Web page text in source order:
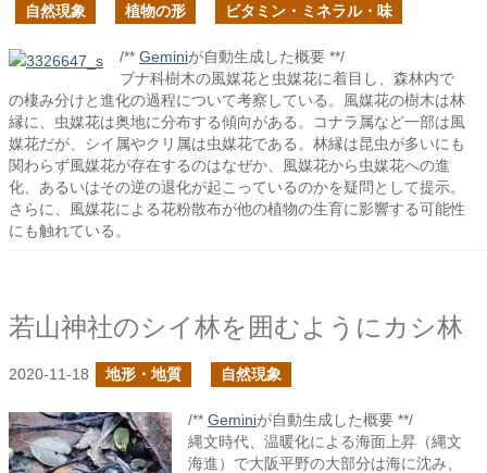
自然現象
植物の形 ビタミン・ミネラル・味
/** Geminiが自動生成した概要 **/
ブナ科樹木の風媒花と虫媒花に着目し、森林内で
の棲み分けと進化の過程について考察している。風媒花の樹木は林
縁に、虫媒花は奥地に分布する傾向がある。コナラ属など一部は風
媒花だが、シイ属やクリ属は虫媒花である。林縁は昆虫が多いにも
関わらず風媒花が存在するのはなぜか、風媒花から虫媒花への進
化、あるいはその逆の退化が起こっているのかを疑問として提示。
さらに、風媒花による花粉散布が他の植物の生育に影響する可能性
にも触れている。
若山神社のシイ林を囲むようにカシ林
2020-11-18 地形・地質 自然現象
/** Geminiが自動生成した概要 **/
縄文時代、温暖化による海面上昇（縄文
海進）で大阪平野の大部分は海に沈み、